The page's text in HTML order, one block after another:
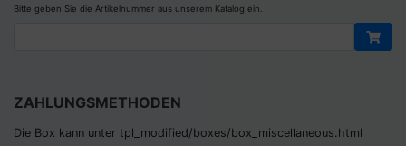
Bitte geben Sie die Artikelnummer aus unserem Katalog ein.
ZAHLUNGSMETHODEN
Die Box kann unter tpl_modified/boxes/­box_miscellaneous.html